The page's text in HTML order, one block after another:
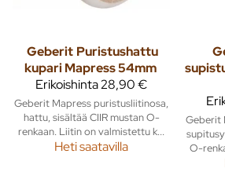
Geberit Puristushattu
kupari Mapress 54mm
Erikoishinta28,90 €
Geberit Mapress puristusliitinosa,
hattu, sisältää CIIR mustan O-
renkaan. Liitin on valmistettu k...
Heti saatavilla
Geberit
O-